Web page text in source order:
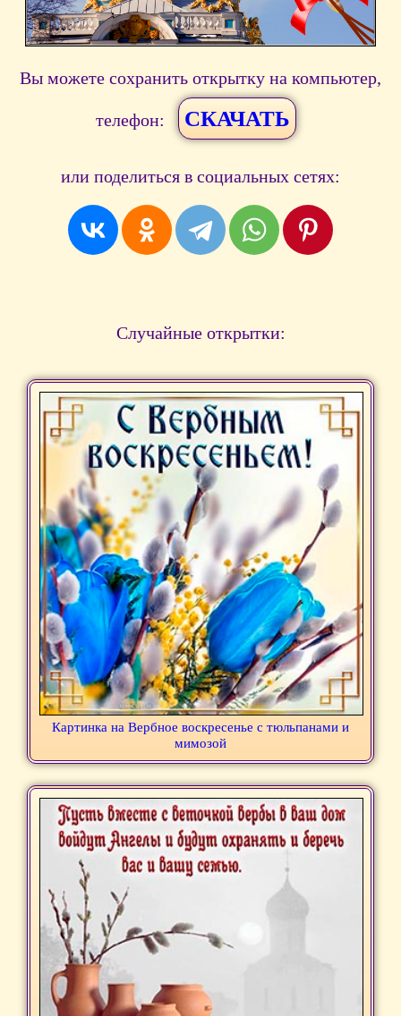
Вы можете сохранить открытку на компьютер,
телефон: СКАЧАТЬ
или поделиться в социальных сетях:
Случайные открытки:
Картинка на Вербное воскресенье с тюльпанами и
мимозой